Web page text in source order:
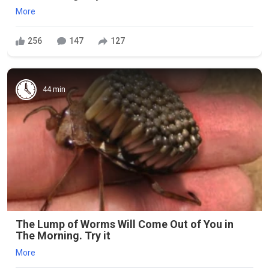
More
256 147 127
44 min
The Lump of Worms Will Come Out of You in
The Morning. Try it
More